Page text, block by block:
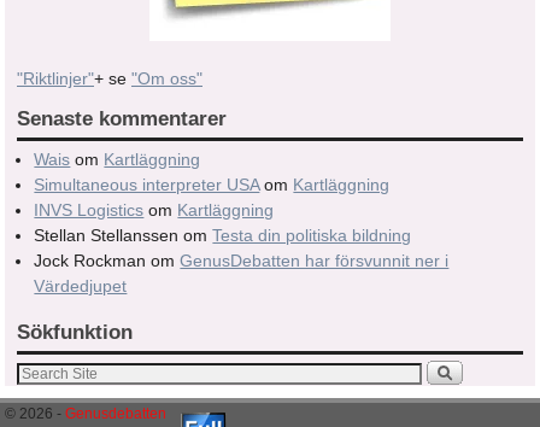
"Riktlinjer"+ se "Om oss"
Senaste kommentarer
Wais om Kartläggning
Simultaneous interpreter USAom Kartläggning
INVS Logistics om Kartläggning
Stellan Stellanssen omTesta din politiska bildning
Jock Rockman omGenusDebatten har försvunnit ner i
Värdedjupet
Sökfunktion
© 2026 - Genusdebatten